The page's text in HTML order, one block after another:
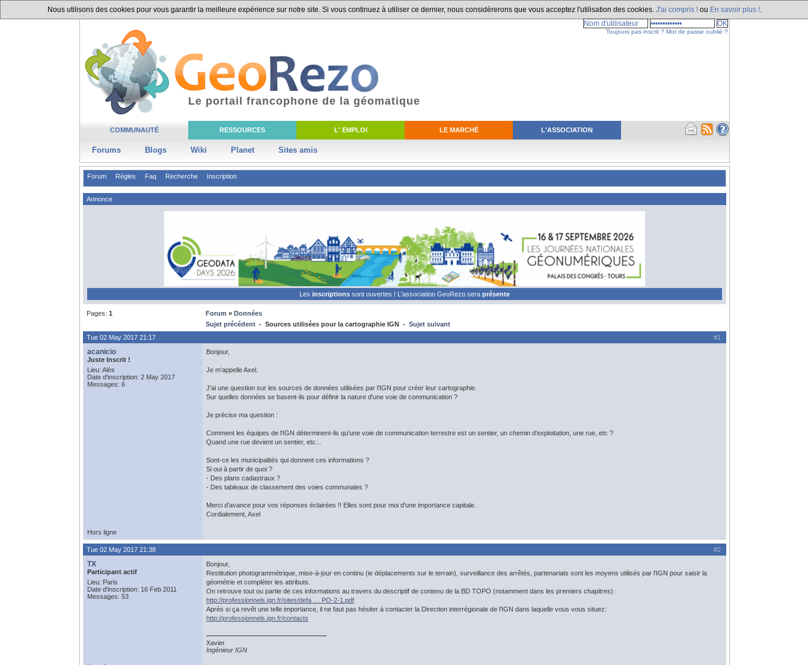
Nous utilisons des cookies pour vous garantir la meilleure expérience sur notre site. Si vous continuez à utiliser ce dernier, nous considèrerons que vous acceptez l'utilisation des cookies. J'ai compris ! ou En savoir plus !
COMMUNAUTÉ RESSOURCES L' EMPLOI LE MARCHÉ L'ASSOCIATION
Forums Blogs Wiki Planet Sites amis
Le portail francophone de la géomatique
Toujours pas inscrit ? Mot de passe oublié ?
Forum Règles Faq Recherche Inscription
Annonce
Les inscriptions sont ouvertes ! L'association GeoRezo sera présente
Pages: 1 Forum » Données
Sujet précédent - Sources utilisées pour la cartographie IGN - Sujet suivant
#1
Tue 02 May 2017 21:17
acanicio
Juste Inscrit !
Lieu: Alès
Date d'inscription: 2 May 2017
Messages: 6
Bonjour,
Je m'appelle Axel.
J'ai une question sur les sources de données utilisées par l'IGN pour créer leur cartographie.
Sur quelles données se basent-ils pour définir la nature d'une voie de communication ?
Je précise ma question :
Comment les équipes de l'IGN déterminent-ils qu'une voie de communication terrestre est un sentier, un chemin d'exploitation, une rue, etc ?
Quand une rue devient un sentier, etc...
Sont-ce les municipalités qui donnent ces informations ?
Si oui à partir de quoi ?
- Des plans cadastraux ?
- Des tableaux de classement des voies communales ?
Merci d'avance pour vos réponses éclairées !! Elles sont pour moi d'une importance capitale.
Cordialement, Axel
Hors ligne
#2
Tue 02 May 2017 21:38
TX
Participant actif
Lieu: Paris
Date d'inscription: 16 Feb 2011
Messages: 53
Bonjour,
Restitution photogrammétrique, mise-à-jour en continu (ie déplacements sur le terrain), surveillance des arrêtés, partenariats sont les moyens utilisés par l'IGN pour saisir la
géométrie et compléter les attributs.
On retrouve tout ou partie de ces informations au travers du descriptif de contenu de la BD TOPO (notamment dans les premiers chapitres) :
http://professionnels.ign.fr/sites/defa … PO-2-1.pdf
Après si ça revêt une telle importance, il ne faut pas hésiter à contacter la Direction interrégionale de l'IGN dans laquelle vous vous situez:
http://professionnels.ign.fr/contacts
Xavier
Ingénieur IGN